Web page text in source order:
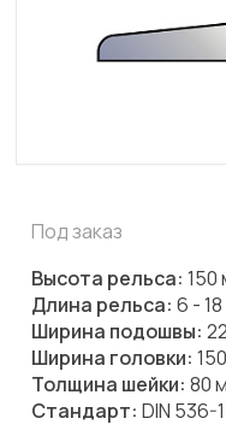
Под заказ
Высота рельса: 150
Длина рельса: 6 -
Ширина подошвы:
Ширина головки:
Толщина шейки: 80
Стандарт: DIN 536-1